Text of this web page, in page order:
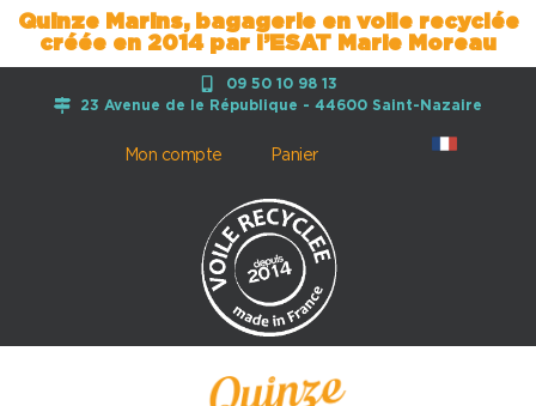
Quinze Marins, bagagerie en voile recyclée
créée en 2014 par l’ESAT Marie Moreau
09 50 10 98 13
23 Avenue de le République - 44600 Saint-Nazaire
Mon compte Panier